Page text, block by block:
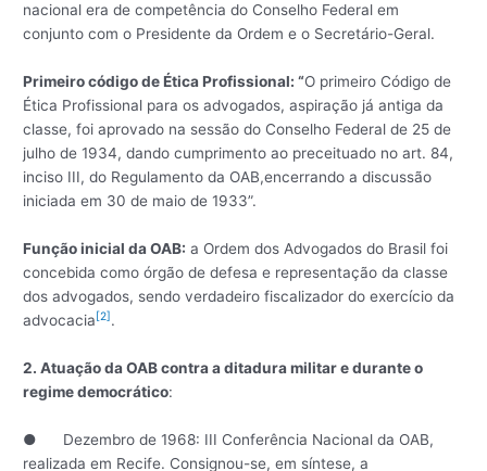
nacional era de competência do Conselho Federal em
conjunto com o Presidente da Ordem e o Secretário-Geral.
Primeiro código de Ética Profissional: “O primeiro Código de
Ética Profissional para os advogados, aspiração já antiga da
classe, foi aprovado na sessão do Conselho Federal de 25 de
julho de 1934, dando cumprimento ao preceituado no art. 84,
inciso III, do Regulamento da OAB,encerrando a discussão
iniciada em 30 de maio de 1933”.
Função inicial da OAB: a Ordem dos Advogados do Brasil foi
concebida como órgão de defesa e representação da classe
dos advogados, sendo verdadeiro fiscalizador do exercício da
advocacia[2].
2. Atuação da OAB contra a ditadura militar e durante o
regime democrático:
● Dezembro de 1968: III Conferência Nacional da OAB,
realizada em Recife. Consignou-se, em síntese, a